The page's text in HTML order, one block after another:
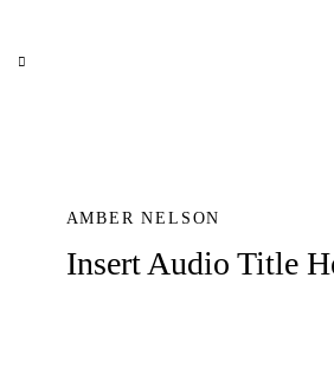
AMBER NELSON
Insert Audio Title